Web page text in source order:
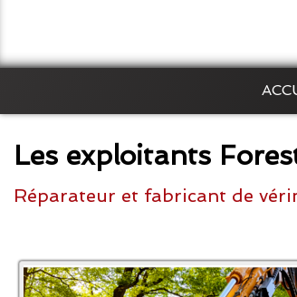
Les exploitants
Réparateur et fabricant de